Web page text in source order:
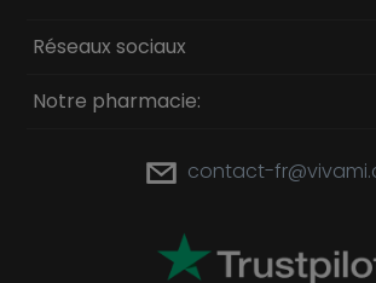
Réseaux sociaux
Notre pharmacie:
contact-